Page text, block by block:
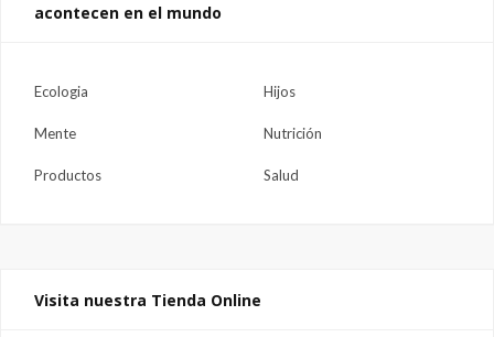
acontecen en el mundo
Ecologia Hijos
Mente Nutrición
Productos Salud
Visita nuestra Tienda Online